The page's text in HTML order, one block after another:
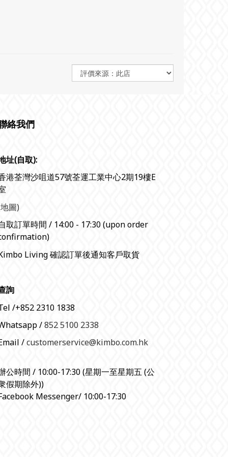
絡我們
址(自取):
港荃灣沙咀道57號荃運工業中心2期19樓E
圖)
取訂單時間 / 14:00 - 17:30 (upon order
Living 確認訂單後通知客戶取貨
詢
/+852 2310 1838
/852 5100 2338
/customerservice@kimbo.com.hk
公時間 / 10:00-17:30 (星期一至星期五 (公
假期除外))
Messenger/ 10:00-17:30